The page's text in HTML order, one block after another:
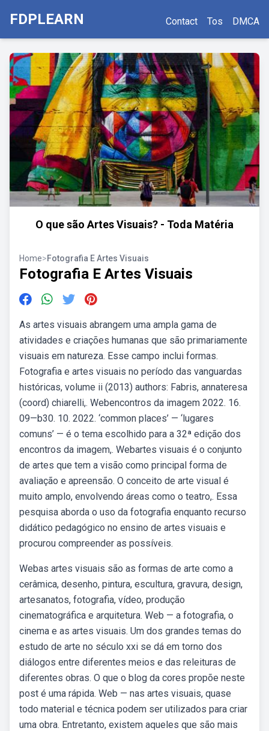
FDPLEARN Contact Tos DMCA
O que são Artes Visuais? - Toda Matéria
Home>Fotografia E Artes Visuais
Fotografia E Artes Visuais
As artes visuais abrangem uma ampla gama de
atividades e criações humanas que são primariamente
visuais em natureza. Esse campo inclui formas.
Fotografia e artes visuais no período das vanguardas
históricas, volume ii (2013) authors: Fabris, annateresa
(coord) chiarelli,. Webencontros da imagem 2022. 16.
09—b30. 10. 2022. ‘common places’ — ‘lugares
comuns’ — é o tema escolhido para a 32ª edição dos
encontros da imagem,. Webartes visuais é o conjunto
de artes que tem a visão como principal forma de
avaliação e apreensão. O conceito de arte visual é
muito amplo, envolvendo áreas como o teatro,. Essa
pesquisa aborda o uso da fotografia enquanto recurso
didático pedagógico no ensino de artes visuais e
procurou compreender as possíveis.
Webas artes visuais são as formas de arte como a
cerâmica, desenho, pintura, escultura, gravura, design,
artesanatos, fotografia, vídeo, produção
cinematográfica e arquitetura. Web — a fotografia, o
cinema e as artes visuais. Um dos grandes temas do
estudo de arte no século xxi se dá em torno dos
diálogos entre diferentes meios e das releituras de
diferentes obras. O que o blog da cores propõe neste
post é uma rápida. Web — nas artes visuais, quase
todo material e técnica podem ser utilizados para criar
uma obra. Entretanto, existem aqueles que são mais